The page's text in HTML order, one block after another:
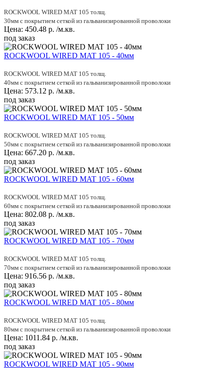
ROCKWOOL WIRED MAT 105 толщ.
30мм с покрытием сеткой из гальванизированной проволоки
Цена: 450.48 р. /м.кв.
под заказ
ROCKWOOL WIRED MAT 105 - 40мм
ROCKWOOL WIRED MAT 105 толщ.
40мм с покрытием сеткой из гальванизированной проволоки
Цена: 573.12 р. /м.кв.
под заказ
ROCKWOOL WIRED MAT 105 - 50мм
ROCKWOOL WIRED MAT 105 толщ.
50мм с покрытием сеткой из гальванизированной проволоки
Цена: 667.20 р. /м.кв.
под заказ
ROCKWOOL WIRED MAT 105 - 60мм
ROCKWOOL WIRED MAT 105 толщ.
60мм с покрытием сеткой из гальванизированной проволоки
Цена: 802.08 р. /м.кв.
под заказ
ROCKWOOL WIRED MAT 105 - 70мм
ROCKWOOL WIRED MAT 105 толщ.
70мм с покрытием сеткой из гальванизированной проволоки
Цена: 916.56 р. /м.кв.
под заказ
ROCKWOOL WIRED MAT 105 - 80мм
ROCKWOOL WIRED MAT 105 толщ.
80мм с покрытием сеткой из гальванизированной проволоки
Цена: 1011.84 р. /м.кв.
под заказ
ROCKWOOL WIRED MAT 105 - 90мм